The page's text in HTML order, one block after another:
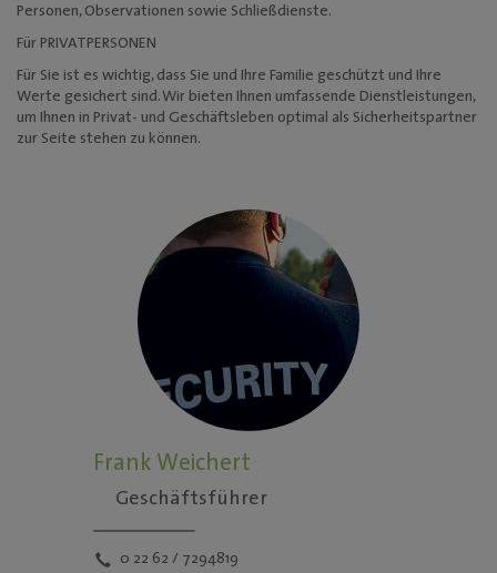
Personen, Observationen sowie Schließdienste.
Für PRIVATPERSONEN
Für Sie ist es wichtig, dass Sie und Ihre Familie geschützt und Ihre
Werte gesichert sind. Wir bieten Ihnen umfassende Dienstleistungen,
um Ihnen in Privat- und Geschäftsleben optimal als Sicherheitspartner
zur Seite stehen zu können.
Frank Weichert
Geschäftsführer
0 22 62 / 7294819